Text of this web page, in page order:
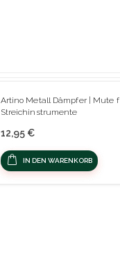
Artino Metall Dämpfer | Mute
Streichinstrumente
12,95 €
IN DEN WARENKORB